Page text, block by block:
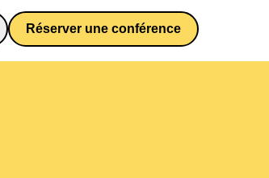
Réserver une conférence